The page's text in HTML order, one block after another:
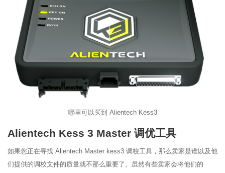
哪里可以买到 Alientech Kess3
Alientech Kess 3 Master 调优工具
如果您正在寻找 Alientech Master kess3 调校工具，那么卖家是谁以及他
们提供的调校文件的质量就不那么重要了。虽然有些卖家会将他们的